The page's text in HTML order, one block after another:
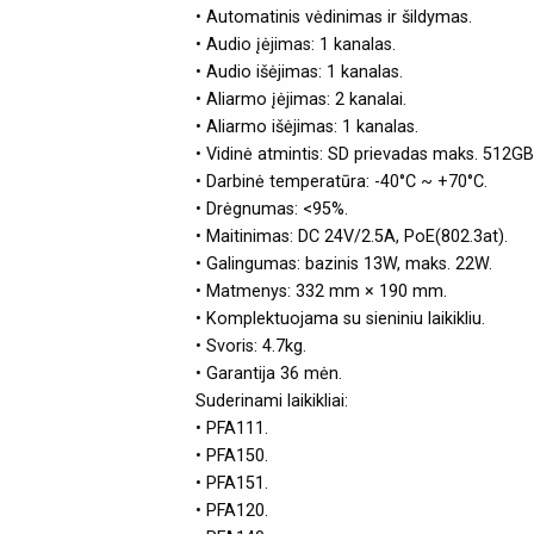
• Automatinis vėdinimas ir šildymas.
• Audio įėjimas: 1 kanalas.
• Audio išėjimas: 1 kanalas.
• Aliarmo įėjimas: 2 kanalai.
• Aliarmo išėjimas: 1 kanalas.
• Vidinė atmintis: SD prievadas maks.
• Darbinė temperatūra: -40°C ~ +70°C.
• Drėgnumas: <95%.
• Maitinimas: DC 24V/2.5A, PoE(802.3at).
• Galingumas: bazinis 13W, maks. 22W.
• Matmenys: 332 mm × 190 mm.
• Komplektuojama su sieniniu laikikliu.
• Svoris: 4.7kg.
• Garantija 36 mėn.
Suderinami laikikliai:
• PFA111.
• PFA150.
• PFA151.
• PFA120.